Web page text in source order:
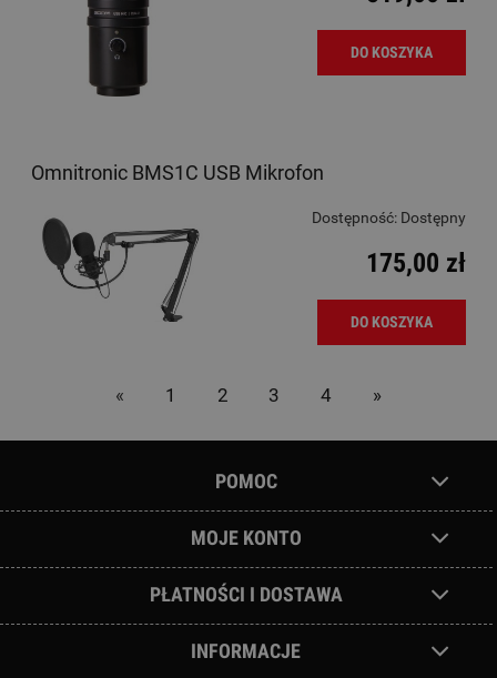
DO KOSZYKA
Omnitronic BMS1C USB Mikrofon
Dostępność: Dostępny
175,00 zł
DO KOSZYKA
« 1 2 3 4 »
POMOC
MOJE KONTO
PŁATNOŚCI I DOSTAWA
INFORMACJE